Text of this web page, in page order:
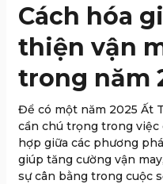
Cách hóa
thiện vận
trong năm
Để có một năm 2025 Ất
cần chú trọng trong việc
hợp giữa các phương
giúp tăng cường vận
sự cân bằng trong cuộc